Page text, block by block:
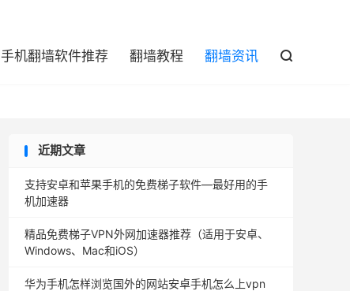
手机翻墙软件推荐 翻墙教程 翻墙资讯 
近期文章
支持安卓和苹果手机的免费梯子软件—最好用的手
机加速器
精品免费梯子VPN外网加速器推荐（适用于安卓、
Windows、Mac和iOS）
华为手机怎样浏览国外的网站安卓手机怎么上vpn